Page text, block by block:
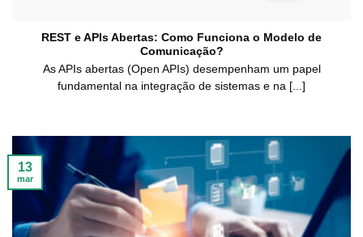
REST e APIs Abertas: Como Funciona o Modelo de
Comunicação?
As APIs abertas (Open APIs) desempenham um papel
fundamental na integração de sistemas e na [...]
13
mar